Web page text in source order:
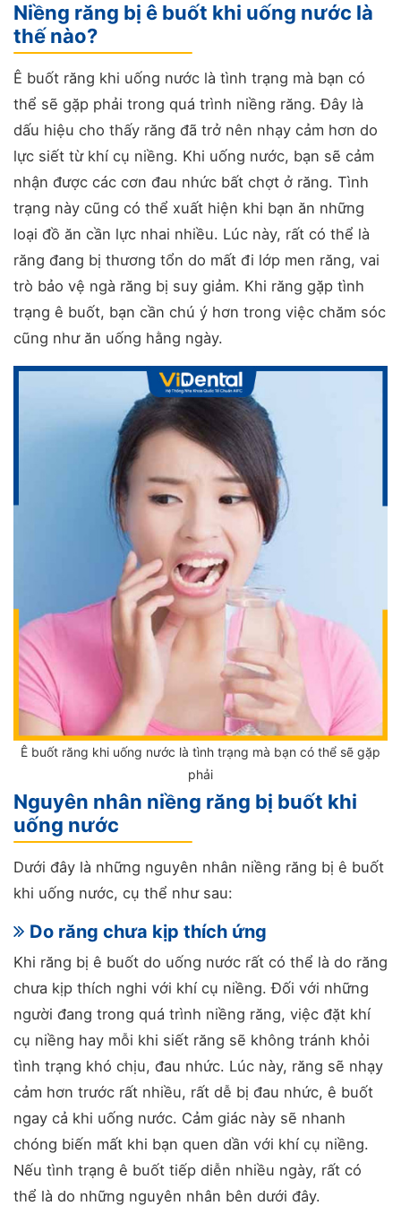
Niềng răng bị ê buốt khi uống nước là
thế nào?
Ê buốt răng khi uống nước là tình trạng mà bạn có
thể sẽ gặp phải trong quá trình niềng răng. Đây là
dấu hiệu cho thấy răng đã trở nên nhạy cảm hơn do
lực siết từ khí cụ niềng. Khi uống nước, bạn sẽ cảm
nhận được các cơn đau nhức bất chợt ở răng. Tình
trạng này cũng có thể xuất hiện khi bạn ăn những
loại đồ ăn cần lực nhai nhiều. Lúc này, rất có thể là
răng đang bị thương tổn do mất đi lớp men răng, vai
trò bảo vệ ngà răng bị suy giảm. Khi răng gặp tình
trạng ê buốt, bạn cần chú ý hơn trong việc chăm sóc
cũng như ăn uống hằng ngày.
Ê buốt răng khi uống nước là tình trạng mà bạn có thể sẽ gặp
phải
Nguyên nhân niềng răng bị buốt khi
uống nước
Dưới đây là những nguyên nhân niềng răng bị ê buốt
khi uống nước, cụ thể như sau:
Do răng chưa kịp thích ứng
Khi răng bị ê buốt do uống nước rất có thể là do răng
chưa kịp thích nghi với khí cụ niềng. Đối với những
người đang trong quá trình niềng răng, việc đặt khí
cụ niềng hay mỗi khi siết răng sẽ không tránh khỏi
tình trạng khó chịu, đau nhức. Lúc này, răng sẽ nhạy
cảm hơn trước rất nhiều, rất dễ bị đau nhức, ê buốt
ngay cả khi uống nước. Cảm giác này sẽ nhanh
chóng biến mất khi bạn quen dần với khí cụ niềng.
Nếu tình trạng ê buốt tiếp diễn nhiều ngày, rất có
thể là do những nguyên nhân bên dưới đây.